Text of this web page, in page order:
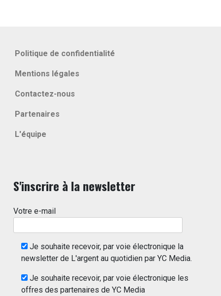
Politique de confidentialité
Mentions légales
Contactez-nous
Partenaires
L'équipe
S'inscrire à la newsletter
Votre e-mail
Je souhaite recevoir, par voie électronique la
newsletter de L'argent au quotidien par YC Media.
Je souhaite recevoir, par voie électronique les
offres des partenaires de YC Media